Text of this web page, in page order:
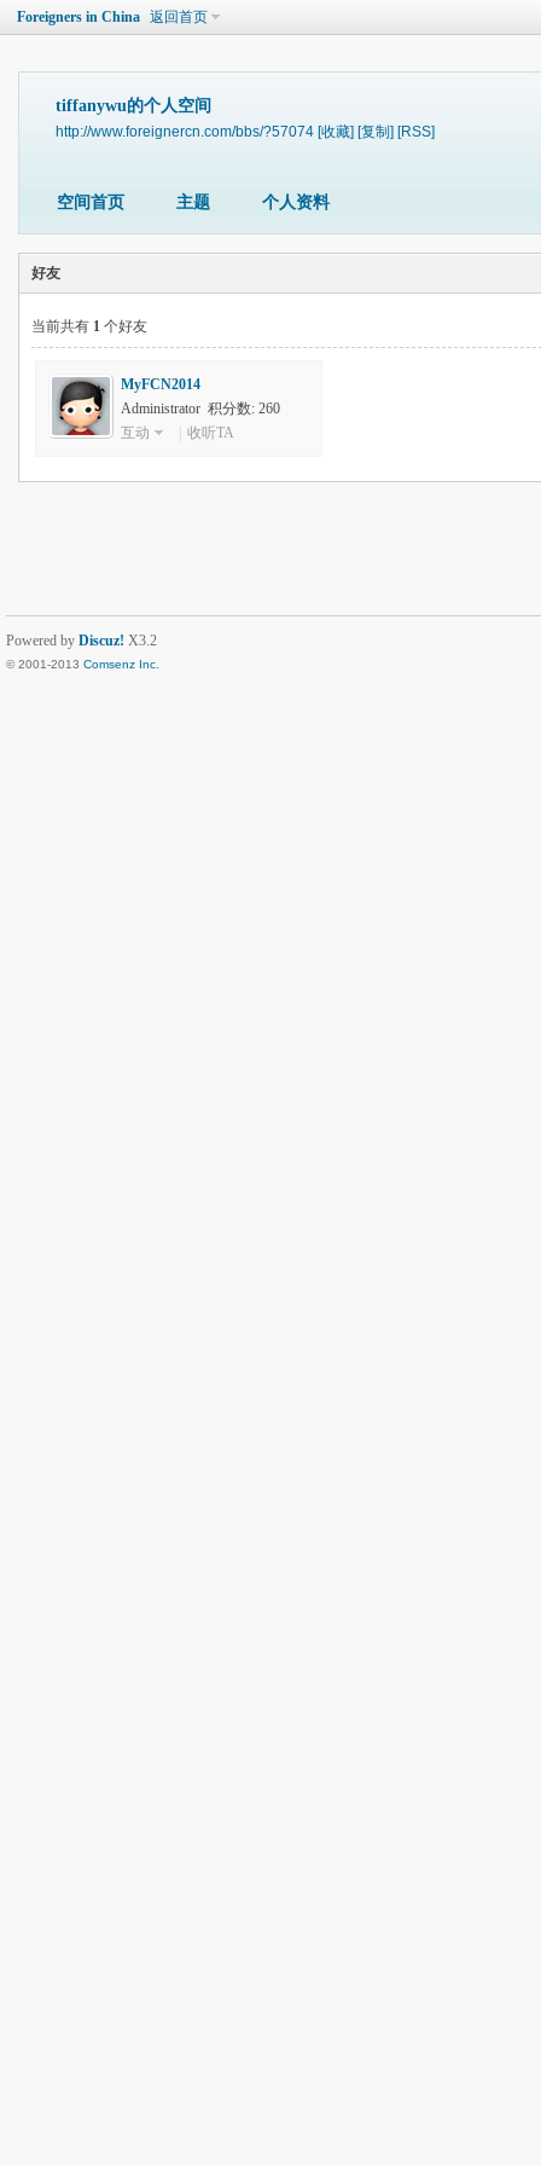
Foreigners in China 返回首页
tiffanywu的个人空间
http://www.foreignercn.com/bbs/?57074 [收藏] [复制] [RSS]
空间首页 主题 个人资料
好友
当前共有 1 个好友
MyFCN2014
Administrator 积分数: 260
互动
收听TA
Powered by Discuz! X3.2
© 2001-2013 Comsenz Inc.